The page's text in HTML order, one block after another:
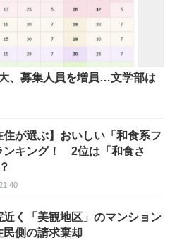
、募集人員を増員…文学部は
住が選ぶ】おいしい「和食系フ
ンキング！ 2位は「和食さ
近く「美観地区」のマンション
側の請求棄却